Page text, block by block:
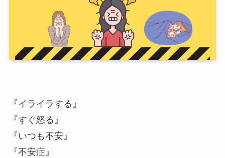
『イライラする』
『すぐ怒る』
『いつも不安』
『不安症』